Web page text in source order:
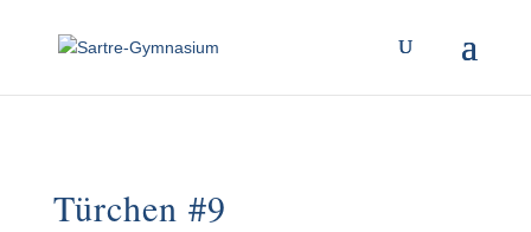
Türchen #9